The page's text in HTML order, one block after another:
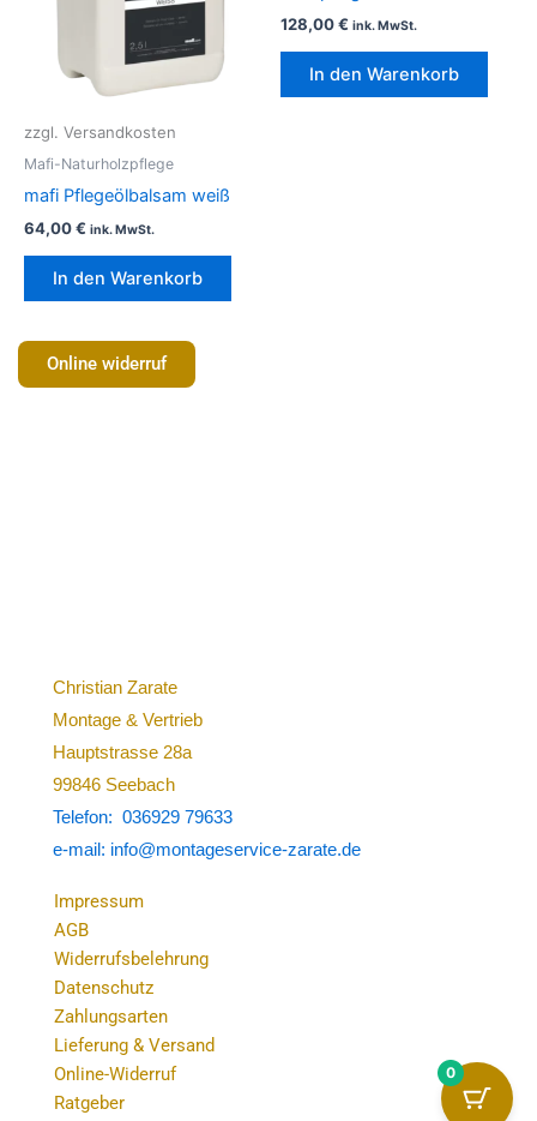
zzgl. Versandkosten
Mafi-Naturholzpflege
mafi Pflegeölbalsam weiß
64,00€ ink. MwSt.
In den Warenkorb
128,00€ ink. MwSt.
In den Warenkorb
Online widerruf
Christian Zarate
Montage & Vertrieb
Hauptstrasse 28a
99846 Seebach
Telefon: 036929 79633
e-mail: info@montageservice-zarate.de
Impressum
AGB
Widerrufsbelehrung
Datenschutz
Zahlungsarten
Lieferung & Versand
Online-Widerruf
Ratgeber
0